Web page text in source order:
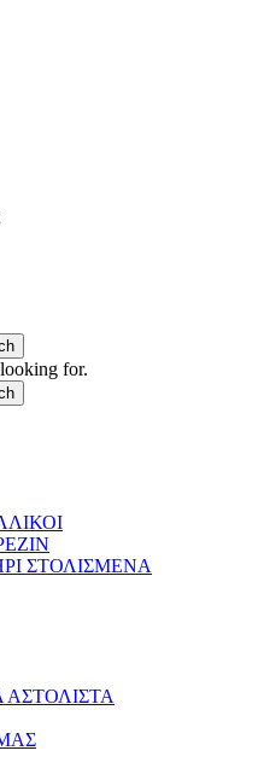
for.
ΣΤΟΛΙΣΜΕΝΑ